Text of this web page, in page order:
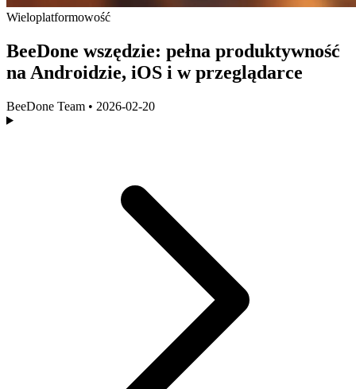
Wieloplatformowość
BeeDone wszędzie: pełna produktywność
na Androidzie, iOS i w przeglądarce
BeeDone Team • 2026-02-20